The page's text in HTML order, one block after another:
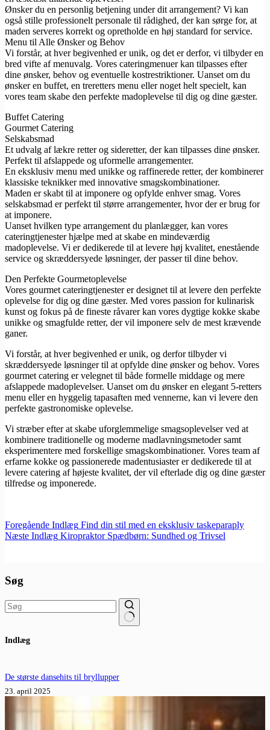
Ønsker du en personlig betjening under dit arrangement? Vi kan
også stille professionelt personale til rådighed, der kan sørge for, at
maden serveres korrekt og opretholde en høj standard for service.
Menu til Alle Ønsker og Behov
Vi forstår, at hver begivenhed er unik, og det er derfor, vi tilbyder en
bred vifte af menuvalg. Vores cateringmenuer kan tilpasses efter
dine ønsker, behov og eventuelle kostrestriktioner. Uanset om du
ønsker en buffet, en treretters menu eller noget helt specielt, kan
vores team skabe den perfekte madoplevelse til dig og dine gæster.
Buffet Catering
Gourmet Catering
Selskabsmad
Et udvalg af lækre retter og sideretter, der kan tilpasses dine ønsker.
Perfekt til afslappede og uformelle arrangementer.
En eksklusiv menu med unikke og raffinerede retter, der kombinerer
klassiske teknikker med innovative smagskombinationer.
Maden er skabt til at imponere og opfylde enhver smag. Vores
selskabsmad er perfekt til større arrangementer, hvor der er brug for
at imponere.
Uanset hvilken type arrangement du planlægger, kan vores
cateringtjenester hjælpe med at skabe en mindeværdig
madoplevelse. Vi er dedikerede til at levere høj kvalitet, enestående
service og skræddersyede løsninger, der passer til dine behov.
Den Perfekte Gourmetoplevelse
Vores gourmet cateringtjenester er designet til at levere den perfekte
oplevelse for dig og dine gæster. Med vores passion for kulinarisk
kunst og fokus på de fineste råvarer kan vores dygtige kokke skabe
unikke og smagfulde retter, der vil imponere selv de mest krævende
ganer.
Vi forstår, at hver begivenhed er unik, og derfor tilbyder vi
skræddersyede løsninger til at opfylde dine ønsker og behov. Vores
gourmet catering er velegnet til både formelle middage og mere
afslappede madoplevelser. Uanset om du ønsker en elegant 5-retters
menu eller en hyggelig tapasaften med vennerne, kan vi levere den
perfekte gastronomiske oplevelse.
Vi stræber efter at skabe uforglemmelige smagsoplevelser ved at
kombinere traditionelle og moderne madlavningsmetoder samt
eksperimentere med forskellige smagskombinationer. Vores team af
erfarne kokke og passionerede madentusiaster er dedikerede til at
levere catering af højeste kvalitet, der vil efterlade dig og dine gæster
tilfredse og imponerede.
Foregående Indlæg Find din stil med en eksklusiv taskeparaply
Næste Indlæg Kiropraktor Spædbørn: Sundhed og Trivsel
Søg
resultater
Indlæg
De største dansehits til bryllupper
23. april 2025